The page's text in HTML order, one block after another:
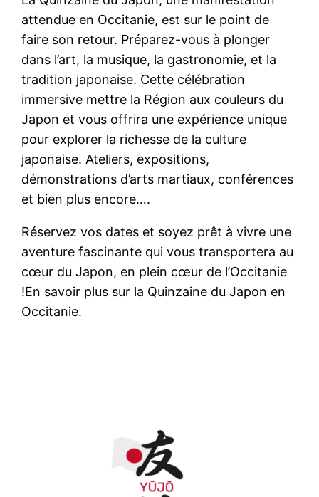
attendue en Occitanie, est sur le point de
faire son retour. Préparez-vous à plonger
dans l’art, la musique, la gastronomie, et la
tradition japonaise. Cette célébration
immersive mettre la Région aux couleurs du
Japon et vous offrira une expérience unique
pour explorer la richesse de la culture
japonaise. Ateliers, expositions,
démonstrations d’arts martiaux, conférences
et bien plus encore….
Réservez vos dates et soyez prêt à vivre une
aventure fascinante qui vous transportera au
cœur du Japon, en plein cœur de l’Occitanie
!En savoir plus sur la Quinzaine du Japon en
Occitanie.